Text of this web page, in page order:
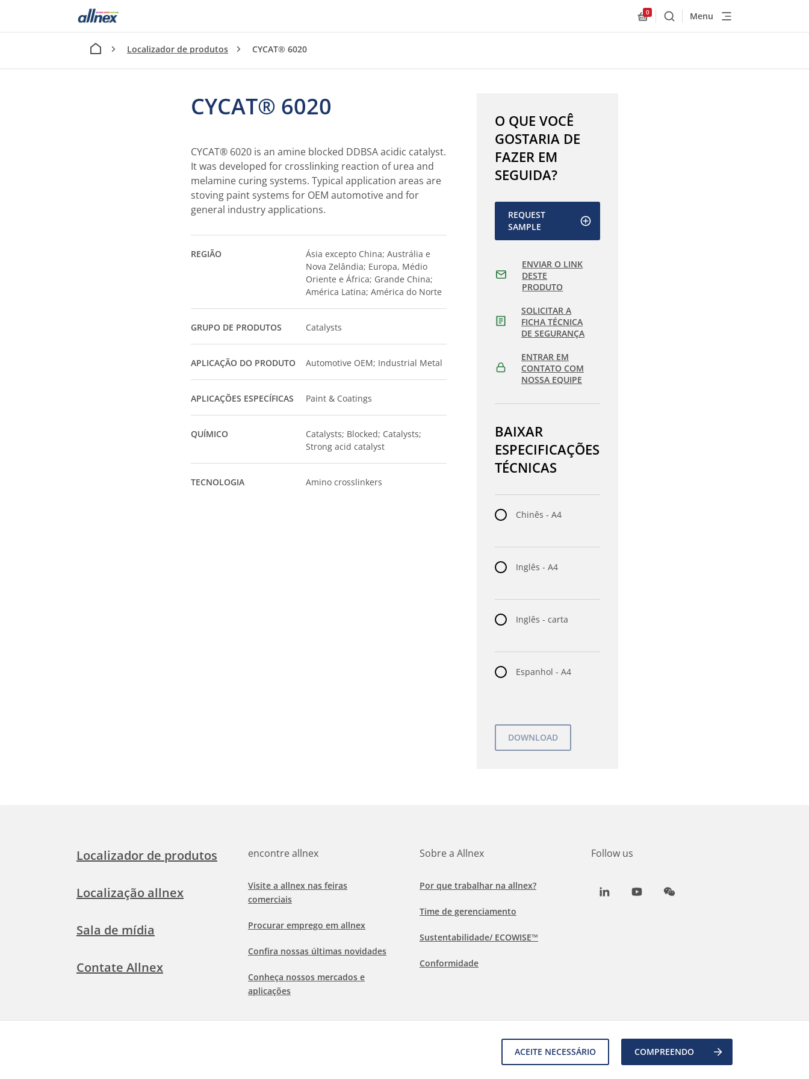
ACEITE NECESSÁRIO COMPREENDO
Allnex.GeneralResources.Cart
0
BuscarMenu
Localizador de produtos CYCAT® 6020
CYCAT® 6020
CYCAT® 6020 is an amine blocked DDBSA acidic catalyst.
It was developed for crosslinking reaction of urea and
melamine curing systems. Typical application areas are
stoving paint systems for OEM automotive and for
general industry applications.
REGIÃO
Ásia excepto China; Austrália e
Nova Zelândia; Europa, Médio
Oriente e África; Grande China;
América Latina; América do Norte
GRUPO DE PRODUTOS Catalysts
APLICAÇÃO DO PRODUTO Automotive OEM; Industrial Metal
APLICAÇÕES ESPECÍFICAS Paint & Coatings
QUÍMICO
Catalysts; Blocked; Catalysts;
Strong acid catalyst
TECNOLOGIA Amino crosslinkers
O QUE VOCÊ
GOSTARIA DE
FAZER EM
SEGUIDA?
REQUEST
SAMPLE
ENVIAR O LINK
DESTE
PRODUTO
SOLICITAR A
FICHA TÉCNICA
DE SEGURANÇA
ENTRAR EM
CONTATO COM
NOSSA EQUIPE
BAIXAR
ESPECIFICAÇÕES
TÉCNICAS
Chinês - A4
Inglês - A4
Inglês - carta
Espanhol - A4
Localizador de produtos
Localização allnex
Sala de mídia
Contate Allnex
encontre allnex
Visite a allnex nas feiras
comerciais
Procurar emprego em allnex
Confira nossas últimas novidades
Conheça nossos mercados e
aplicações
Sobre a Allnex
Por que trabalhar na allnex?
Time de gerenciamento
Sustentabilidade/ ECOWISE™
Conformidade
Follow us
LinkedInYoutubeWeChat
Aviso de isenção de responsabilidade